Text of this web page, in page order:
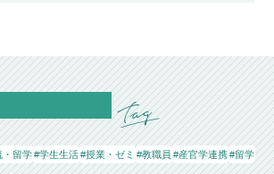
・留学#学生生活#授業・ゼミ #教職員 #産官学連携#留学